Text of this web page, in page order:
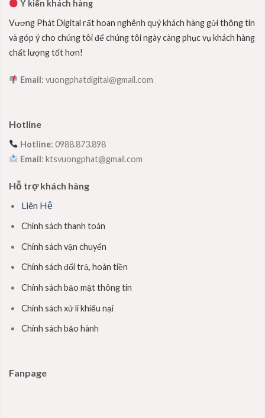
Ý kiến khách hàng
Vương Phát Digital rất hoan nghênh quý khách hàng gửi thông tin
và góp ý cho chúng tôi để chúng tôi ngày càng phục vụ khách hàng
chất lượng tốt hơn!
Email:vuongphatdigital@gmail.com
Hotline
Hotline: 0988.873.898
Email: ktsvuongphat@gmail.com
Hỗ trợ khách hàng
Liên Hệ
Chính sách thanh toán
Chính sách vận chuyển
Chính sách đổi trả, hoàn tiền
Chính sách bảo mật thông tin
Chính sách xử lí khiếu nại
Chính sách bảo hành
Fanpage